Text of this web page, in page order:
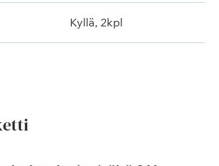
kyllä, 2kpl